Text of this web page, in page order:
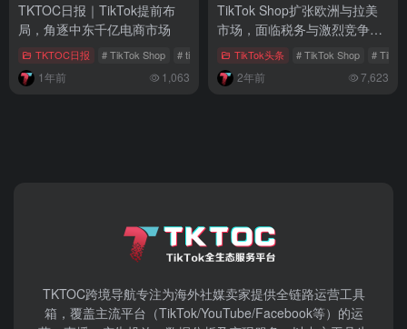
TKTOC日报｜TikTok提前布
局，角逐中东千亿电商市场
TKTOC日报 # TikTok Shop # tiktok直播 # 中东市场
1年前 1,063
TikTok Shop扩张欧洲与拉美
市场，面临税务与激烈竞争挑
战 TikTok头条 # TikTok Shop #
2年前 7,623
TKTOC跨境导航​专注为海外社媒卖家提供全链路运营工具
箱，覆盖主流平台（TikTok/YouTube/Facebook等）​的运